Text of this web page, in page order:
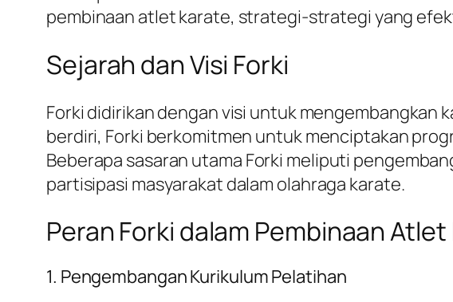
pembinaan atlet karate, strategi-strategi yang
Sejarah dan Visi Forki
Forki didirikan dengan visi untuk mengembangkan
berdiri, Forki berkomitmen untuk menciptakan
Beberapa sasaran utama Forki meliputi
partisipasi masyarakat dalam olahraga karate.
Peran Forki dalam Pembinaan
1. Pengembangan Kurikulum Pelatihan